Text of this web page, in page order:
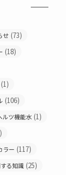
せ (73)
(18)
(1)
(106)
ルツ機能水 (1)
ラー (117)
る知識 (25)